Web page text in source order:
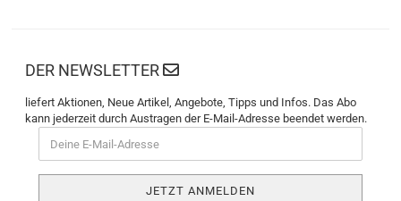
DER NEWSLETTER
liefert Aktionen, Neue Artikel, Angebote, Tipps und Infos. Das Abo
kann jederzeit durch Austragen der E-Mail-Adresse beendet werden.